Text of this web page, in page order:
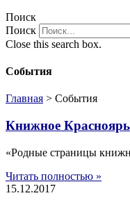
Поиск
Поиск
Close this search box.
События
Главная > События
Книжное
«Родные страницы
Читать полностью »
15.12.2017